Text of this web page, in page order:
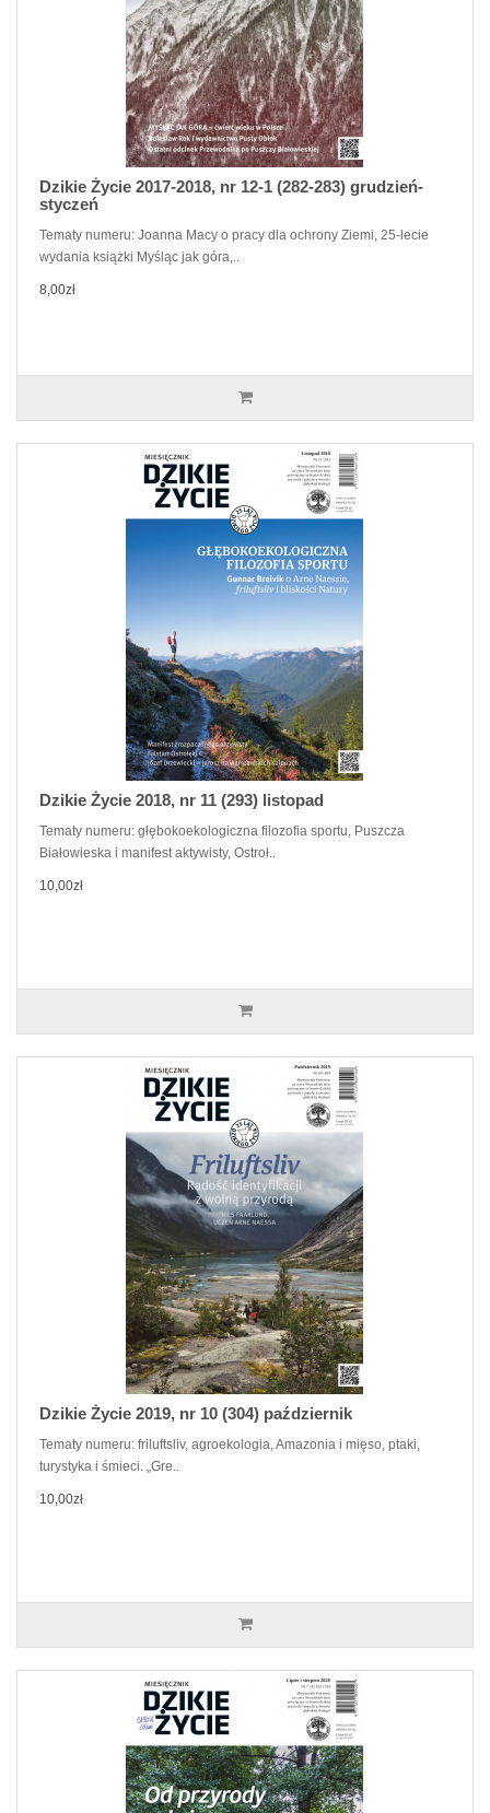
Dzikie Życie 2017-2018, nr 12-1 (282-283) grudzień-
styczeń
Tematy numeru: Joanna Macy o pracy dla ochrony Ziemi, 25-lecie
wydania książki Myśląc jak góra,..
8,00zł
Dzikie Życie 2018, nr 11 (293) listopad
Tematy numeru: głębokoekologiczna filozofia sportu, Puszcza
Białowieska i manifest aktywisty, Ostroł..
10,00zł
Dzikie Życie 2019, nr 10 (304) październik
Tematy numeru: friluftsliv, agroekologia, Amazonia i mięso, ptaki,
turystyka i śmieci. „Gre..
10,00zł